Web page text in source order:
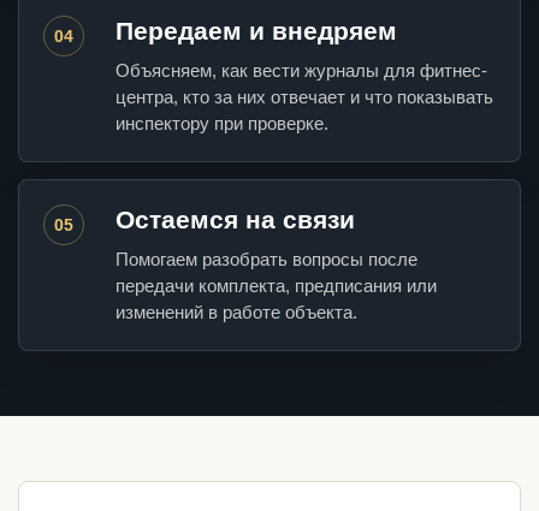
04 Передаем и внедряем
Объясняем, как вести журналы для фитнес-
центра, кто за них отвечает и что показывать
инспектору при проверке.
05 Остаемся на связи
Помогаем разобрать вопросы после
передачи комплекта, предписания или
изменений в работе объекта.